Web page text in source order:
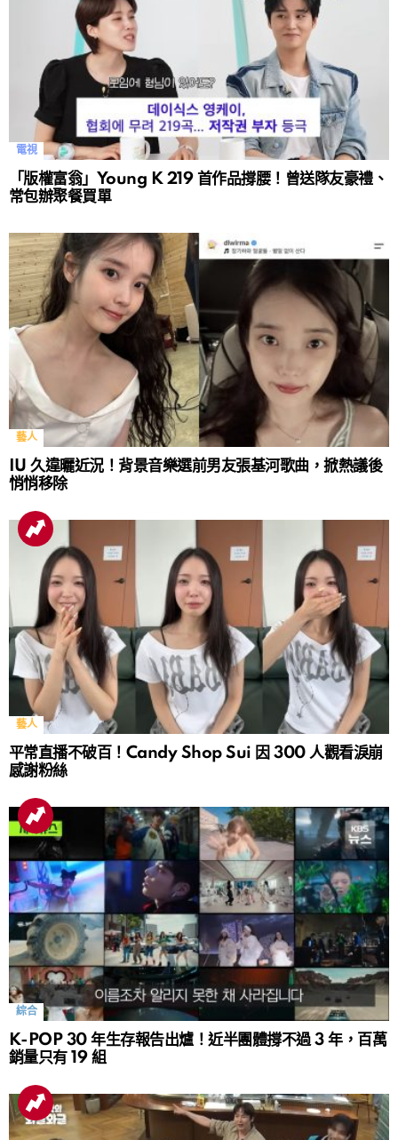
電視
「版權富翁」Young K 219 首作品撐腰！曾送隊友豪禮、
常包辦聚餐買單
藝人
IU 久違曬近況！背景音樂選前男友張基河歌曲，掀熱議後
悄悄移除
藝人
平常直播不破百！Candy Shop Sui 因 300 人觀看淚崩
感謝粉絲
綜合
K-POP 30 年生存報告出爐！近半團體撐不過 3 年，百萬
銷量只有 19 組